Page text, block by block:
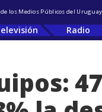
los Medios Públicos del Uruguay
Radio